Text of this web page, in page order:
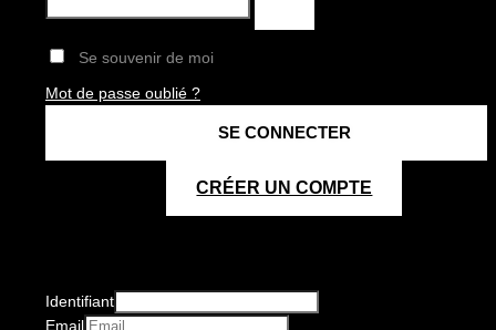
Se souvenir de moi
Mot de passe oublié ?
CRÉER UN COMPTE
Identifiant
Email